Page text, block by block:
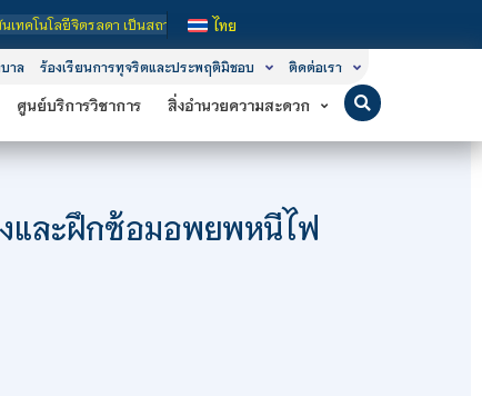
า เป็นสถาบันอุดมศึกษาในกำกับของรัฐ เปิดหลักสูตรการเรียนการสอน 3 ระดับ
ไทย
าล ร้องเรียนการทุจริตและประพฤติมิชอบ ติดต่อเรา
ศูนย์บริการวิชาการ สิ่งอำนวยความสะดวก
และฝึกซ้อมอพยพหนีไฟ